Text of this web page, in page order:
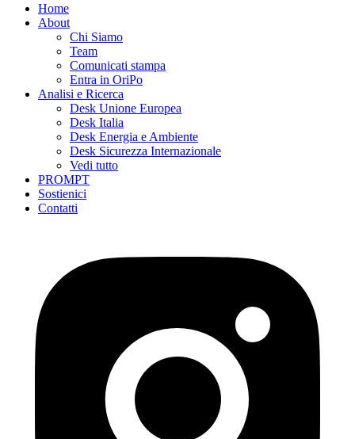
Home
About
Chi Siamo
Team
Comunicati stampa
Entra in OriPo
Analisi e Ricerca
Desk Unione Europea
Desk Italia
Desk Energia e Ambiente
Desk Sicurezza Internazionale
Vedi tutto
PROMPT
Sostienici
Contatti